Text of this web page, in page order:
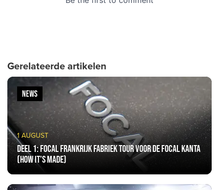
Gerelateerde artikelen
1 AUGUST
Deel 1: Focal Frankrijk fabriek tour voor de Focal Kanta
(how it’s made)
NEWS